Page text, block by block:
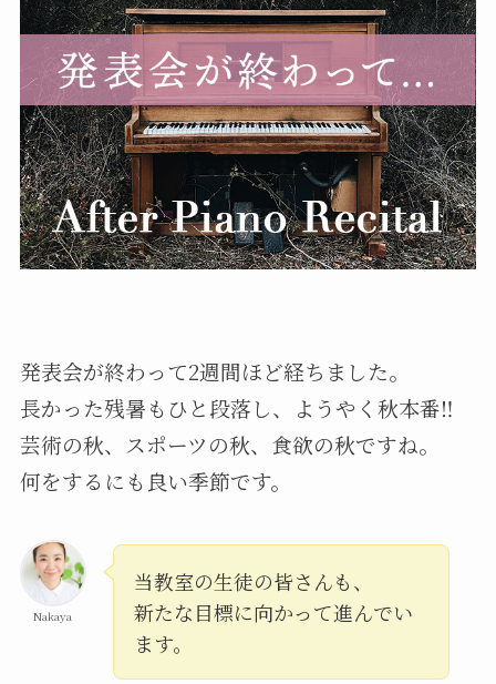
発表会が終わって2週間ほど経ちました。
長かった残暑もひと段落し、ようやく秋本番‼︎
芸術の秋、スポーツの秋、食欲の秋ですね。
何をするにも良い季節です。
Nakaya
当教室の生徒の皆さんも、
新たな目標に向かって進んでい
ます。